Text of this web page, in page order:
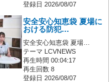
登録日 2026/08/07
安全安心知恵袋 夏場に
おける防犯…
安全安心知恵袋 夏場…
テーマ LCVNEWS
再生時間 00:04:17
再生回数 8
登録日 2026/08/07